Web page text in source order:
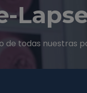
de todas nuestras